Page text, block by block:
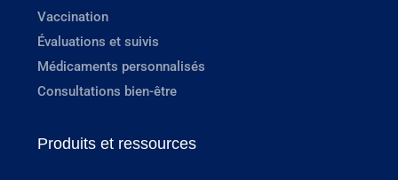
Vaccination
Évaluations et suivis
Médicaments personnalisés
Consultations bien-être
Produits et ressources